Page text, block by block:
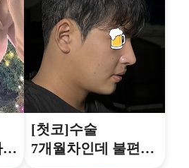
[첫코]수술
7개월차인데 불편함